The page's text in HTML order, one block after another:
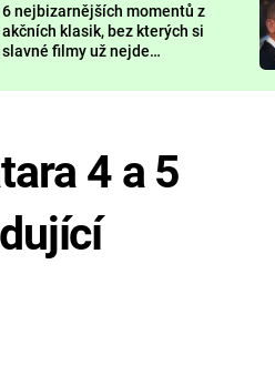
6 nejbizarnějších momentů z
akčních klasik, bez kterých si
slavné filmy už nejde
4 a 5